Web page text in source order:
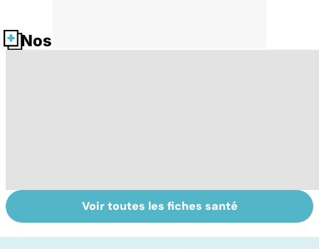
Nos fiches santé
Tout savoir sur
les infections
BPCO, la
bronchite du
Voir toutes les fiches santé